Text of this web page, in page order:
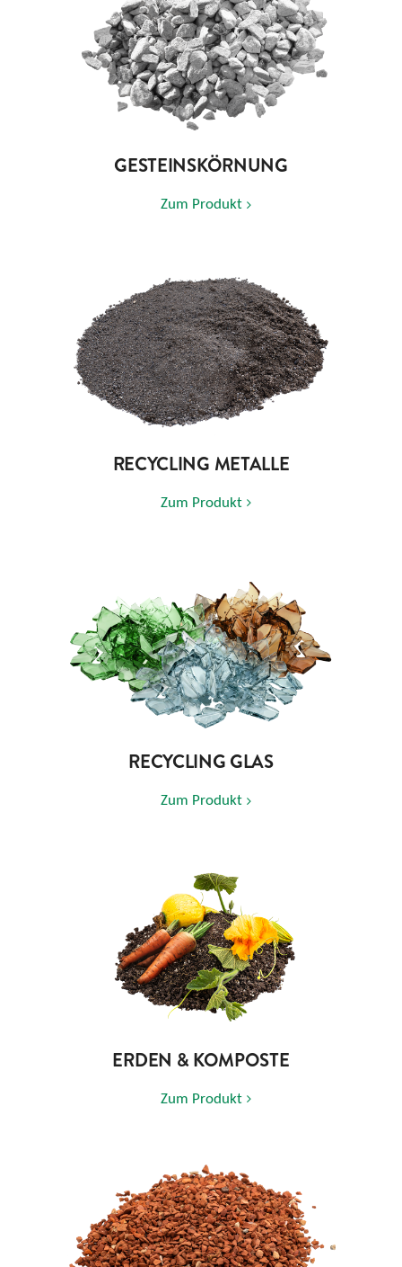
GESTEINSKÖRNUNG
Zum Produkt
RECYCLING METALLE
Zum Produkt
RECYCLING GLAS
Zum Produkt
ERDEN & KOMPOSTE
Zum Produkt